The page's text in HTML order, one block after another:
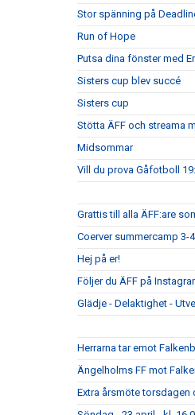
Stor spänning på
Run of Hope
Putsa dina fönster med
Sisters cup blev succé
Sisters cup
Stötta ÄFF och streama
Midsommar
Vill du prova Gåfotboll
Grattis till alla ÄFF:are
Coerver summercamp 3-
Hej på er!
Följer du ÄFF på
Glädje - Delaktighet -
Herrarna tar emot
Ängelholms FF mot
Extra årsmöte torsdagen